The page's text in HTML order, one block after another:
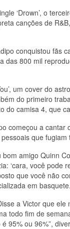
‘Drown’, o
canções de
conquistou fãs
das 800 mil
um cover do
do primeiro
do camisa 4, que
começou a
que
amigo Quinn
‘cara, você pode
que você não
em
a Victor que
todo fim de
95% ou 96%”,